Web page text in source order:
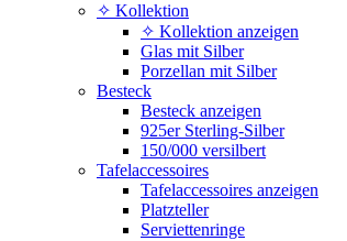
✧ Kollektion
✧ Kollektion anzeigen
Glas mit Silber
Porzellan mit Silber
Besteck
Besteck anzeigen
925er Sterling-Silber
150/000 versilbert
Tafelaccessoires
Tafelaccessoires anzeigen
Platzteller
Serviettenringe